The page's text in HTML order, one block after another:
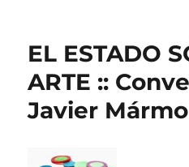
EL ESTADO
ARTE ::
Javier